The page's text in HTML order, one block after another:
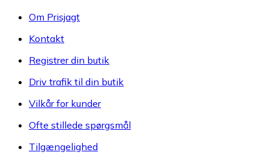
Om Prisjagt
Kontakt
Registrer din butik
Driv trafik til din butik
Vilkår for kunder
Ofte stillede spørgsmål
Tilgængelighed